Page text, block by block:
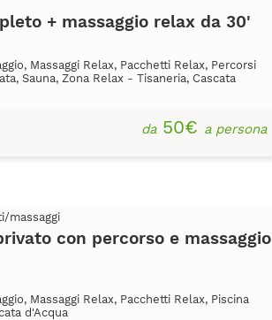
+ massaggio relax da 30'
Massaggi Relax, Pacchetti Relax, Percorsi
Sauna, Zona Relax - Tisaneria, Cascata
da50€ a persona
massaggi
con percorso e massaggio
Massaggi Relax, Pacchetti Relax, Piscina
d'Acqua